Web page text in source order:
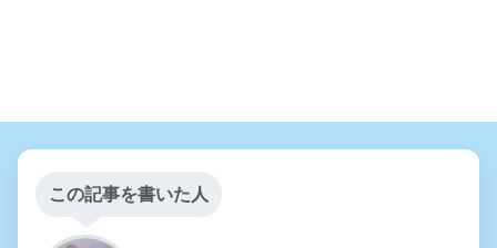
この記事を書いた人